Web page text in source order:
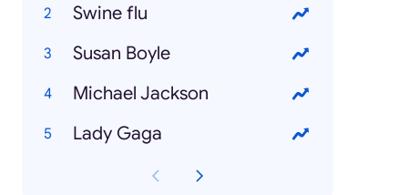
Swine flu
Susan Boyle
Michael Jackson
Lady Gaga